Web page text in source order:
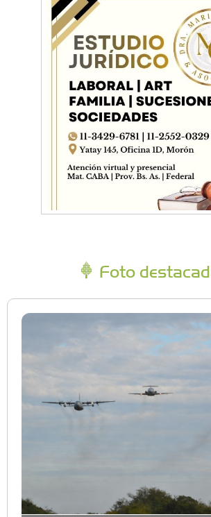
Foto